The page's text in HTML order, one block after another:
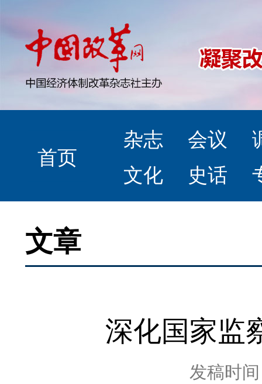
首页
杂志 会议
文化
史话
文章
深化国家监
发稿时